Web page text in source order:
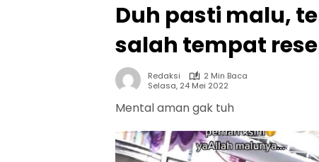
Duh pasti malu,
salah tempat
Redaksi
2 Min Baca
Selasa, 24 Mei 2022
Mental aman gak tuh